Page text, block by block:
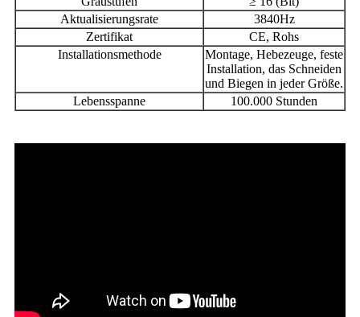
Aktualisierungsrate
3840Hz
Zertifikat
CE, Rohs
Installationsmethode
Montage, Hebezeuge, feste
Installation, das Schneiden
und Biegen in jeder Größe.
Lebensspanne
100.000 Stunden